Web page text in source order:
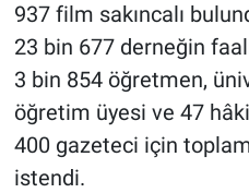
937 film sakıncalı
23 bin 677 derneğin
3 bin 854 öğretmen,
öğretim üyesi ve 47
400 gazeteci için
istendi.